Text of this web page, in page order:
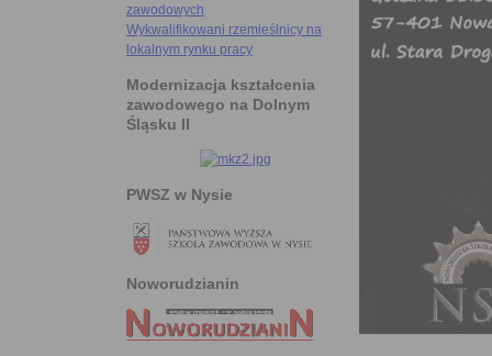
zawodowych
Wykwalifikowani rzemieślnicy na
lokalnym rynku pracy
Modernizacja kształcenia
zawodowego na Dolnym
Śląsku II
PWSZ w Nysie
Noworudzianin